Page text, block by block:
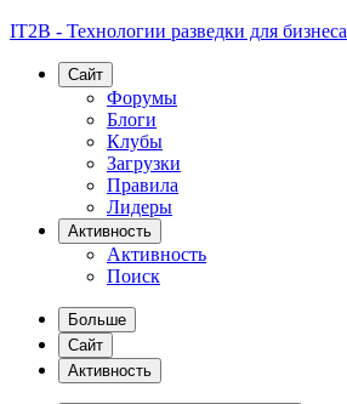
IT2B - Технологии разведки для бизнеса
Сайт
Форумы
Блоги
Клубы
Загрузки
Правила
Лидеры
Активность
Активность
Поиск
Больше
Сайт
Активность